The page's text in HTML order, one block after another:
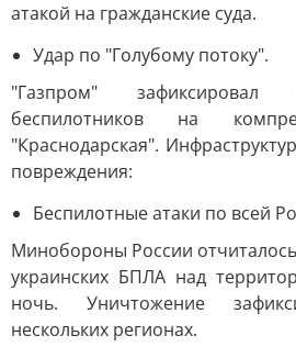
атакой на гражданские суда.
Удар по "Голубому потоку".
"Газпром" зафиксировал
беспилотников на
"Краснодарская".
повреждения:
Беспилотные атаки по всей
Минобороны России
украинских БПЛА над
ночь. Уничтожение
нескольких регионах.